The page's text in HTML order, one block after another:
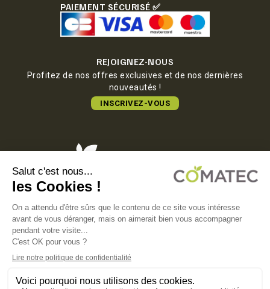
PAIEMENT SÉCURISÉ ✅
REJOIGNEZ-NOUS
Profitez de nos offres exclusives et de nos dernières
nouveautés !
INSCRIVEZ-VOUS
COMATEC PACKAGING
Boulevard François-Xavier Fafeur
11000 Carcassonne, FRANCE
MENTIONS LÉGALES